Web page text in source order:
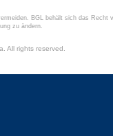
BGL behält sich das Recht
zu ändern.
All rights reserved.